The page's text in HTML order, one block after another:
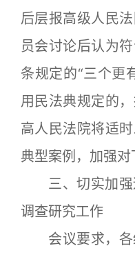
后层报高级人民
员会讨论后认为
条规定的“三个更
用民法典规定的
高人民法院将适
典型案例，加强对
三、切实加强
调查研究工作
会议要求，各